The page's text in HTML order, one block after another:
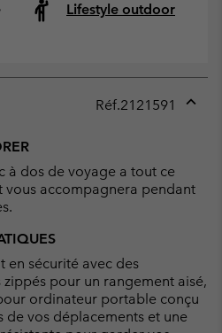
Lifestyle outdoor
Réf.2121591
à dos de voyage a tout ce
vous accompagnera pendant
en sécurité avec des
pour un rangement aisé,
ordinateur portable conçu
vos déplacements et une